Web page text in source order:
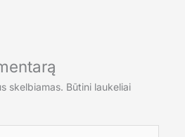
skelbiamas. Būtini laukeliai